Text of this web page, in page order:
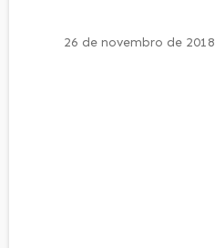
26 de novembro de 2018